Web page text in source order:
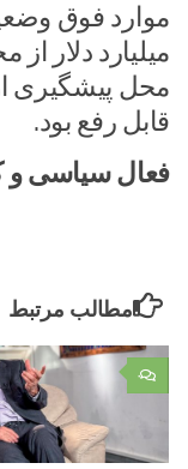
میلیارد دلار
قابل رفع بود.
فعال سیاسی و
مطالب مرتبط
۰